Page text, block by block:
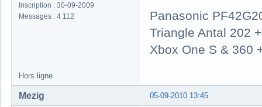
Inscription : 30-09-2009
Messages : 4 112
Panasonic
Triangle Antal 202
Xbox One S & 360
Hors ligne
05-09-2010 13:45
Mezig